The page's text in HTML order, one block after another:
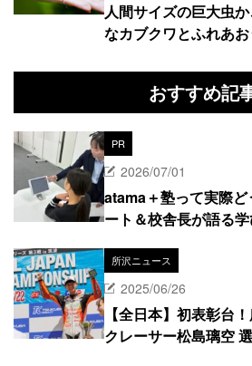
人間サイズの巨大虫
なカブクワとふれあお
おすすめ記
PR
2026/07/01
atama＋塾って実際
ート＆校舎長が語る
所沢ニュース
2025/06/26
【全日本】初表彰台
クレーサー松島璃空